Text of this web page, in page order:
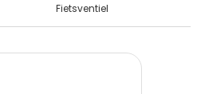
Fietsventiel